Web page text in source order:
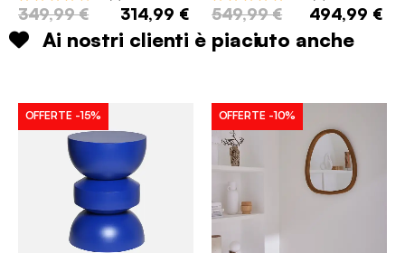
349,99 € 314,99 € 549,99 € 494,99 €
Ai nostri clienti è piaciuto anche
OFFERTE -15% OFFERTE -10%